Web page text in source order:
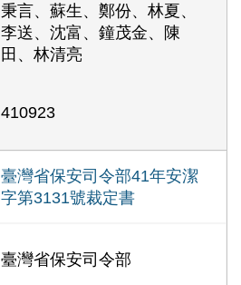
秉言、蘇生、鄭份、林夏、
李送、沈富、鐘茂金、陳
田、林清亮
410923
臺灣省保安司令部41年安潔
字第3131號裁定書
臺灣省保安司令部